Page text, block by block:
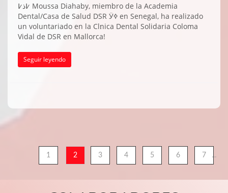
߇ذ߇ Moussa Diahaby, miembro de la Academia
Dental/Casa de Salud DSR Ӱߦ en Senegal, ha realizado
un voluntariado en la Cl׃nica Dental Solidaria Coloma
Vidal de DSR en Mallorca!
Seguir leyendo
1 2 3 4 5 6 7 ...